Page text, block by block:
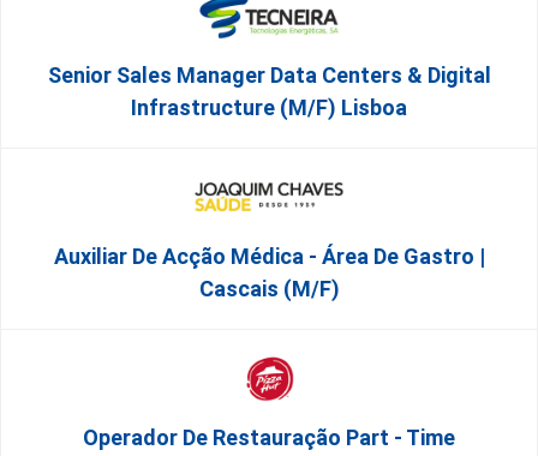
Senior Sales Manager Data Centers & Digital
Infrastructure (m/f) Lisboa
Auxiliar De Acção Médica - Área De Gastro |
Cascais (M/F)
Operador De Restauração Part - Time